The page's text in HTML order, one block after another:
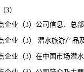
）
3）公司信息、总部、
（3） 潜水旅游产品及
3）在中国市场潜水旅